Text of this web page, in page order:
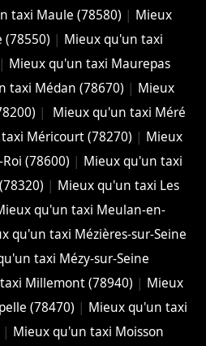
taxi Maule (78580) | Mieux
| Mieux qu'un taxi
| Mieux qu'un taxi Maurepas
taxi Médan (78670) | Mieux
|
Mieux qu'un taxi Méré
Méricourt (78270) | Mieux
(78600) | Mieux qu'un taxi
| Mieux qu'un taxi Les
qu'un taxi Meulan-en-
qu'un taxi Mézières-sur-Seine
taxi Mézy-sur-Seine
Millemont (78940) | Mieux
(78470) | Mieux qu'un taxi
| Mieux qu'un taxi Moisson